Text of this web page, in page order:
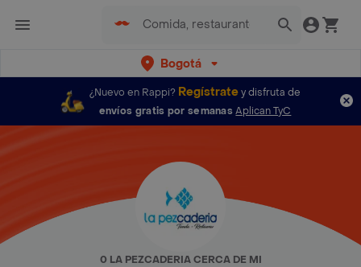
Bogotá
¿Nuevo en Rappi? Regístratey disfruta de
envíos gratis por semanas Aplican TyC
0 LA PEZCADERIA CERCA DE MI